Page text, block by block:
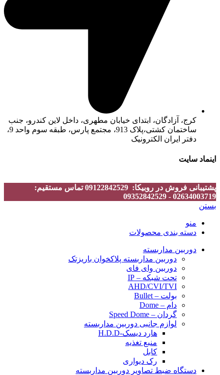
کرج، آزادگان، ابتدای خیابان مطهری، داخل لاین کندرو، جنب
ساختمان کشتی،پلاک 913، مجتمع پارس، طبقه سوم واحد 9،
دفتر ایران الکترونیک
اینماد سایت
پشتیبانی فروش در روبیکا: 09122842529 تماس مستقیم:
02634003719 - 09352842529
بستن
منو
دسته بندی محصولات
دوربین مداربسته
دوربین مداربسته پلاکخوان باریزتک
دوربین وای فای
تحت شبکه – IP
AHD/CVI/TVI
بولت – Bullet
دام – Dome
گردان – Speed Dome
لوازم جانبی دوربین مداربسته
هارد دیسک-H.D.D
منبع تغذیه
کابل
رک دیواری
دستگاه ضبط تصاویر دوربین مداربسته